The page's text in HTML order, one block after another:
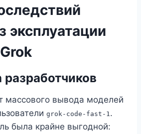
эксплуатации
разработчиков
массового вывода моделей
grok-code-fast-1 .
была крайне выгодной: